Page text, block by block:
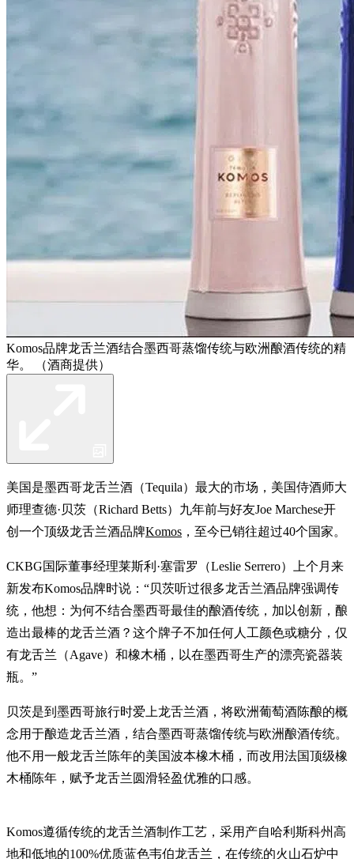
Komos品牌龙舌兰酒结合墨西哥蒸馏传统与欧洲酿酒传统的精
华。 （酒商提供）
美国是墨西哥龙舌兰酒（Tequila）最大的市场，美国侍酒师大
师理查德·贝茨（Richard Betts）九年前与好友Joe Marchese开
创一个顶级龙舌兰酒品牌Komos ，至今已销往超过40个国家。
CKBG国际董事经理莱斯利·塞雷罗（Leslie Serrero）上个月来
新发布Komos品牌时说：“贝茨听过很多龙舌兰酒品牌强调传
统，他想：为何不结合墨西哥最佳的酿酒传统，加以创新，酿
造出最棒的龙舌兰酒？这个牌子不加任何人工颜色或糖分，仅
有龙舌兰（Agave）和橡木桶，以在墨西哥生产的漂亮瓷器装
瓶。”
贝茨是到墨西哥旅行时爱上龙舌兰酒，将欧洲葡萄酒陈酿的概
念用于酿造龙舌兰酒，结合墨西哥蒸馏传统与欧洲酿酒传统。
他不用一般龙舌兰陈年的美国波本橡木桶，而改用法国顶级橡
木桶陈年，赋予龙舌兰圆滑轻盈优雅的口感。
Komos遵循传统的龙舌兰酒制作工艺，采用产自哈利斯科州高
地和低地的100%优质蓝色韦伯龙舌兰，在传统的火山石炉中